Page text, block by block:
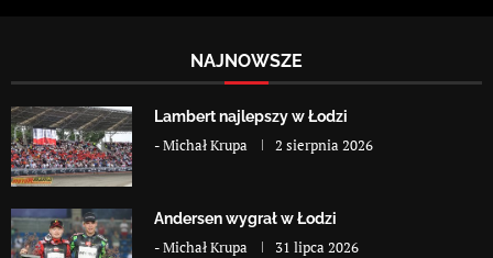
NAJNOWSZE
Lambert najlepszy w Łodzi
-Michał Krupa 2 sierpnia 2026
Andersen wygrał w Łodzi
-Michał Krupa 31 lipca 2026